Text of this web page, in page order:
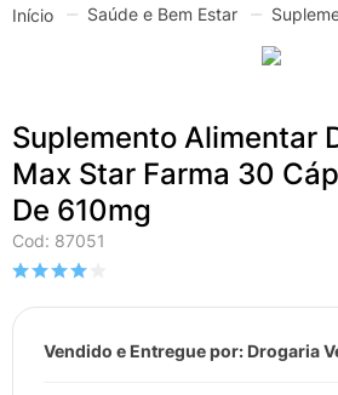
Saúde e Bem Estar
Suplemento Alimentar
Max Star Farma 30
De 610mg
Cod: 87051
Vendido e Entregue por: Drogaria
1º
coristina
4º
fly gotas
lenço umedecido